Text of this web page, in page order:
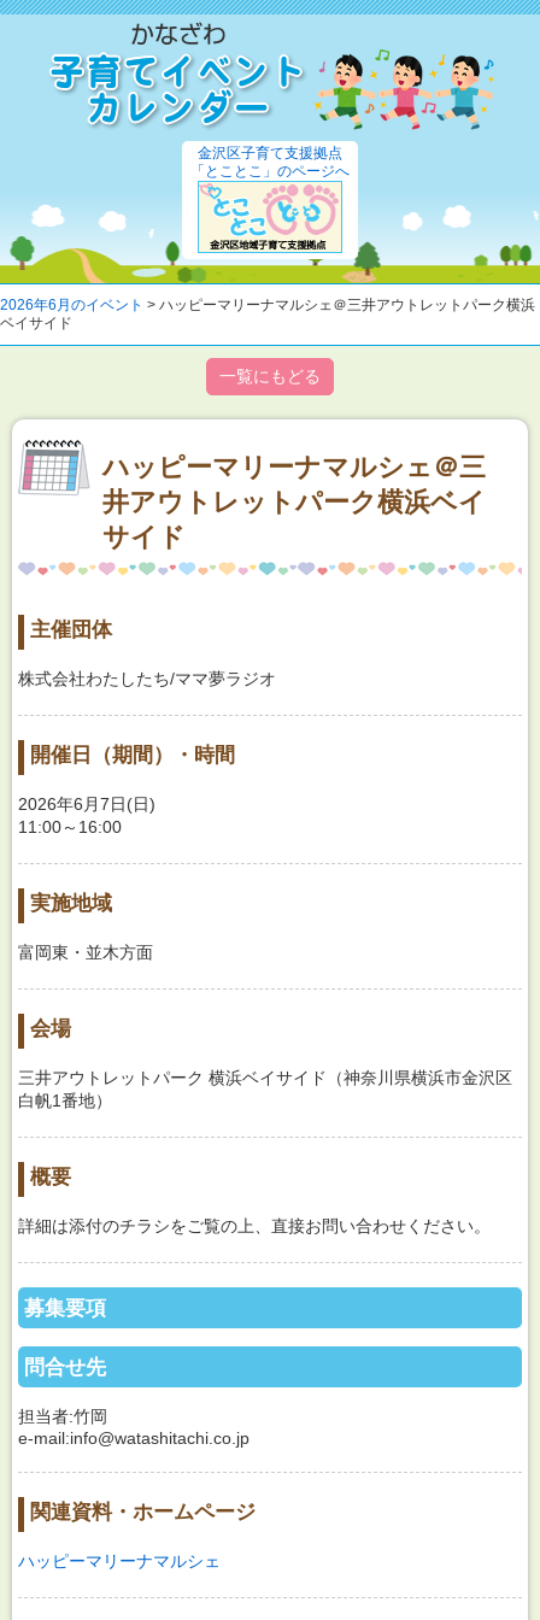
金沢区子育て支援拠点
「とことこ」のページへ
2026年6月のイベント > ハッピーマリーナマルシェ＠三井アウトレットパーク横浜
ベイサイド
一覧にもどる
ハッピーマリーナマルシェ＠三
井アウトレットパーク横浜ベイ
サイド
主催団体
株式会社わたしたち/ママ夢ラジオ
開催日（期間）・時間
2026年6月7日(日)
11:00～16:00
実施地域
富岡東・並木方面
会場
三井アウトレットパーク 横浜ベイサイド（神奈川県横浜市金沢区
白帆1番地）
概要
詳細は添付のチラシをご覧の上、直接お問い合わせください。
募集要項
問合せ先
担当者:竹岡
e-mail:info@watashitachi.co.jp
関連資料・ホームページ
ハッピーマリーナマルシェ